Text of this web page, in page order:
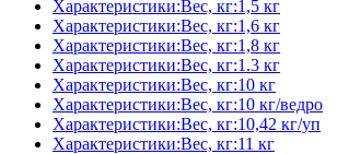
Характеристики:Вес, кг:1,5 кг
Характеристики:Вес, кг:1,6 кг
Характеристики:Вес, кг:1,8 кг
Характеристики:Вес, кг:1.3 кг
Характеристики:Вес, кг:10 кг
Характеристики:Вес, кг:10 кг/ведро
Характеристики:Вес, кг:10,42 кг/уп
Характеристики:Вес, кг:11 кг